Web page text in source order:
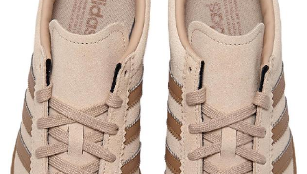
Тройная гарантия
оригинальности
Товар сертифицирован и опломбирован.
Проверяем на оригинальность
по 16 параметрам.
Если придёт подделка — вернём деньги
в трёхкратном размере.
Как мы провеяем товары